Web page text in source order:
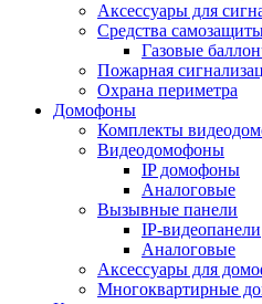
Аксессуары для
Средства
Газовые
Пожарная
Охрана периметра
Домофоны
Комплекты
Видеодомофоны
IP домофоны
Аналоговые
Вызывные панели
IP-видеопанели
Аналоговые
Аксессуары для
Многоквартирные